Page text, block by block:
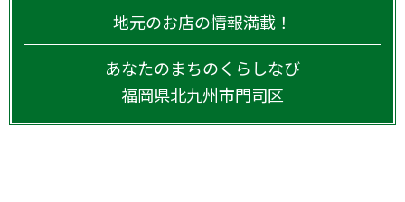
地元のお店の情報満載！
あなたのまちのくらしなび
福岡県北九州市門司区